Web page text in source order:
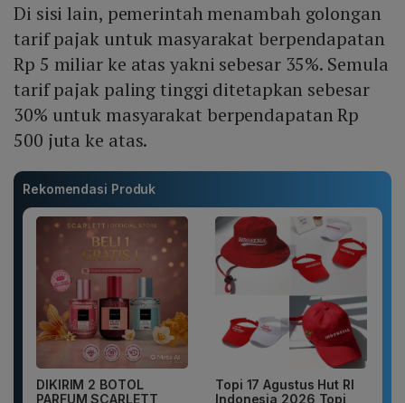
Di sisi lain, pemerintah menambah golongan
tarif pajak untuk masyarakat berpendapatan
Rp 5 miliar ke atas yakni sebesar 35%. Semula
tarif pajak paling tinggi ditetapkan sebesar
30% untuk masyarakat berpendapatan Rp
500 juta ke atas.
Rekomendasi Produk
DIKIRIM 2 BOTOL
PARFUM SCARLETT
Topi 17 Agustus Hut RI
Indonesia 2026 Topi